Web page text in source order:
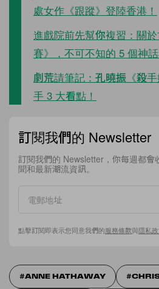
處女作《跟蹤》登陸香港！
進戲院前先幫你複習：關
賽》，不可不知的 5 個神
劇荒請筆記：孔曉振《殺
手 3 大看點！
訂閱我們的 Newsletter
訂閱我們的 Newsletter，你每週都會
聞和最新潮流資訊。
點擊訂閱即表示您同意我們的服務條款與隱私
ANNE HATHAWAY